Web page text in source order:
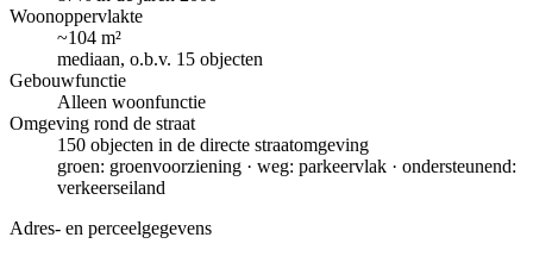
Woonoppervlakte
~104 m²
mediaan, o.b.v. 15 objecten
Gebouwfunctie
Alleen woonfunctie
Omgeving rond de straat
150 objecten in de directe straatomgeving
groen: groenvoorziening · weg: parkeervlak · ondersteunend:
verkeerseiland
Adres- en perceelgegevens